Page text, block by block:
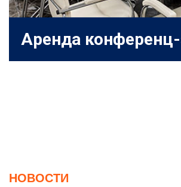
Аренда
НОВОСТИ